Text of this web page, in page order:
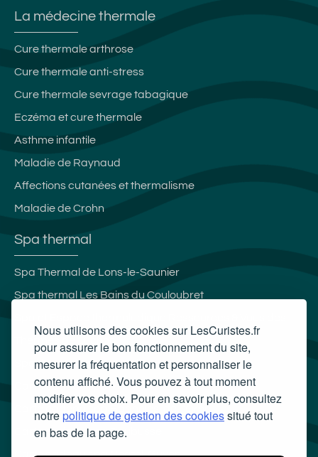
Nous utilisons des cookies sur LesCuristes.fr
pour assurer le bon fonctionnement du site,
mesurer la fréquentation et personnaliser le
contenu affiché. Vous pouvez à tout moment
modifier vos choix. Pour en savoir plus, consultez
notrepolitique de gestion des cookiessitué tout
en bas de la page.
La médecine thermale
Cure thermale arthrose
Cure thermale anti-stress
Cure thermale sevrage tabagique
Eczéma et cure thermale
Asthme infantile
Maladie de Raynaud
Affections cutanées et thermalisme
Maladie de Crohn
Spa thermal
Spa Thermal de Lons-le-Saunier
Spa thermal Les Bains du Couloubret
Thermes de Luchon
Spa thermal Therma Salina
Carte cadeau spa Vichy
Carte cadeau spa Bagnoles-de-l'Orne
Carte cadeau spa Saubusse
Carte cadeau spa Châtel-Guyon